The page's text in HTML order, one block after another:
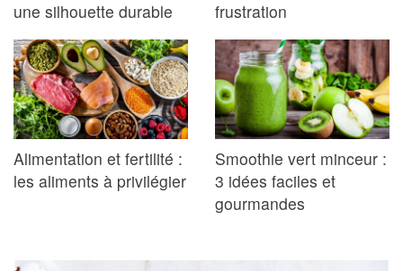
une silhouette durable
frustration
Alimentation et fertilité :
les aliments à privilégier
Smoothie vert minceur :
3 idées faciles et
gourmandes